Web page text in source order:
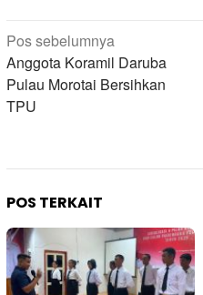
Navigasi
pos
Pos sebelumnya
Anggota Koramil Daruba
Pulau Morotai Bersihkan
TPU
POS TERKAIT